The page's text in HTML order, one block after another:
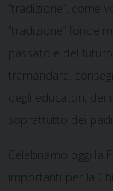
“tradizione”, come
“tradizione” fonde
passato e del futuro:
tramandare,
degli educatori, dei
soprattutto dei padri!
Celebriamo oggi la
importanti per la